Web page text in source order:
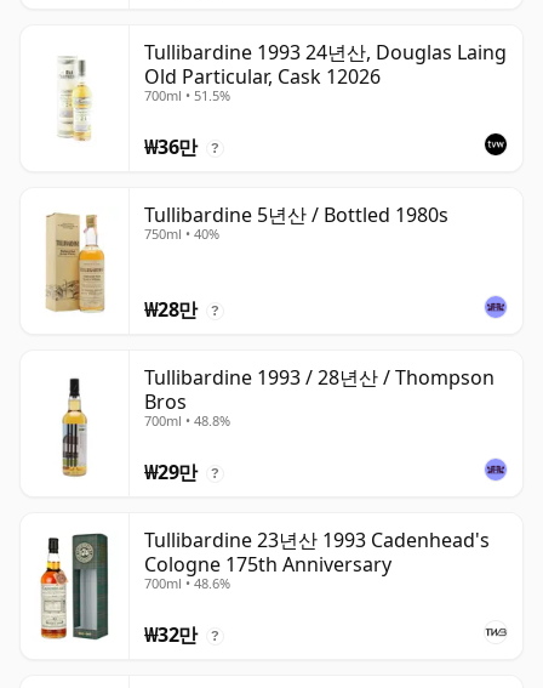
Tullibardine 1993 24년산, Douglas Laing
Old Particular, Cask 12026
700ml • 51.5%
₩36만 ?
Tullibardine 5년산 / Bottled 1980s
750ml • 40%
₩28만 ?
Tullibardine 1993 / 28년산 / Thompson
Bros
700ml • 48.8%
₩29만 ?
Tullibardine 23년산 1993 Cadenhead's
Cologne 175th Anniversary
700ml • 48.6%
₩32만 ?